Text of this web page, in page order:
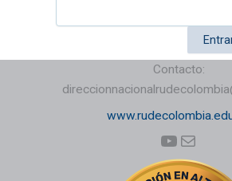
Contacto:
YouTube
Correo